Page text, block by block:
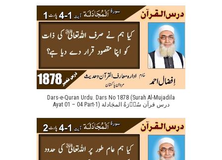
Dars-e-Quran Urdu. Dars No 1878 (Surah Al-Mujadila
Ayat 01 – 04 Part-1) درس قرآن سُوۡرَةُ المجَادلة